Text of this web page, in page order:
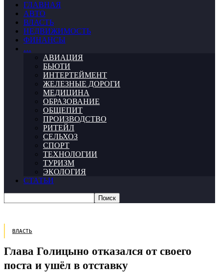
ГЛАВНАЯ
АВТО
ВЛАСТЬ
НЕДВИЖИМОСТЬ
ФИНАНСЫ
…
АВИАЦИЯ
БЬЮТИ
ИНТЕРТЕЙМЕНТ
ЖЕЛЕЗНЫЕ ДОРОГИ
МЕДИЦИНА
ОБРАЗОВАНИЕ
ОБЩЕПИТ
ПРОИЗВОДСТВО
РИТЕЙЛ
СЕЛЬХОЗ
СПОРТ
ТЕХНОЛОГИИ
ТУРИЗМ
ЭКОЛОГИЯ
СТАТЬИ
ВЛАСТЬ
Глава Голицыно отказался от своего
поста и ушёл в отставку